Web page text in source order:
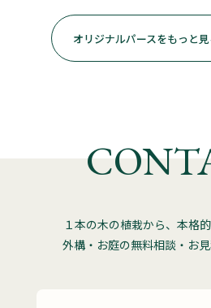
オリジナルパースをもっと
１本の木の植栽から、本格
外構・お庭の無料相談・お見